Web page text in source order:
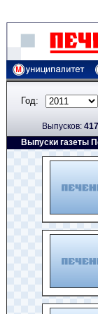
Год:
Выпусков: 417
Выпуски газеты